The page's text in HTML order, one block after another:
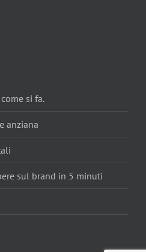
si fa.
anziana
sul brand in 5 minuti